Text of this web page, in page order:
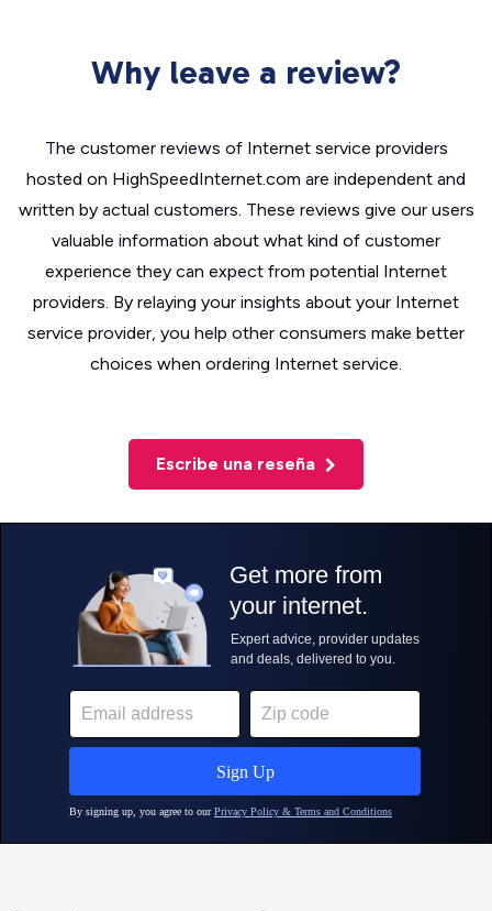
Why leave a review?
The customer reviews of Internet service providers
hosted on HighSpeedInternet.com are independent and
written by actual customers. These reviews give our users
valuable information about what kind of customer
experience they can expect from potential Internet
providers. By relaying your insights about your Internet
service provider, you help other consumers make better
choices when ordering Internet service.
Escribe una reseña